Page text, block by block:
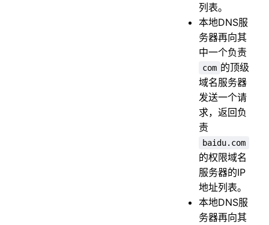
列表。
本地DNS服
务器再向其
中一个负责
com 的顶级
域名服务器
发送一个请
求，返回负
责
baidu.com
的权限域名
服务器的IP
地址列表。
本地DNS服
务器再向其